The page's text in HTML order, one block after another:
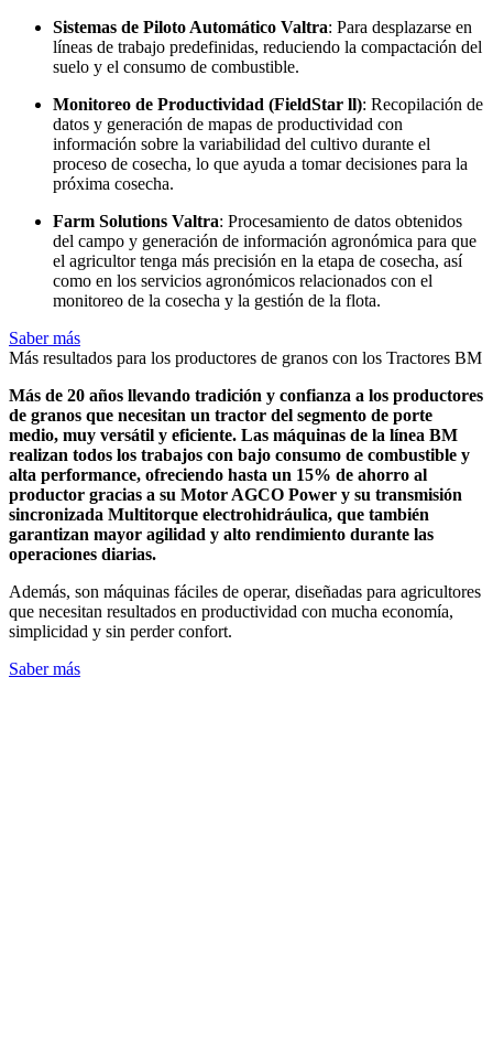
Sistemas de Piloto Automático Valtra: Para desplazarse en
líneas de trabajo predefinidas, reduciendo la compactación del
suelo y el consumo de combustible.
Monitoreo de Productividad (FieldStar ll): Recopilación de
datos y generación de mapas de productividad con
información sobre la variabilidad del cultivo durante el
proceso de cosecha, lo que ayuda a tomar decisiones para la
próxima cosecha.
Farm Solutions Valtra: Procesamiento de datos obtenidos
del campo y generación de información agronómica para que
el agricultor tenga más precisión en la etapa de cosecha, así
como en los servicios agronómicos relacionados con el
monitoreo de la cosecha y la gestión de la flota.
Saber más
Más resultados para los productores de granos con los Tractores BM
Más de 20 años llevando tradición y confianza a los productores
de granos que necesitan un tractor del segmento de porte
medio, muy versátil y eficiente. Las máquinas de la línea BM
realizan todos los trabajos con bajo consumo de combustible y
alta performance, ofreciendo hasta un 15% de ahorro al
productor gracias a su Motor AGCO Power y su transmisión
sincronizada Multitorque electrohidráulica, que también
garantizan mayor agilidad y alto rendimiento durante las
operaciones diarias.
Además, son máquinas fáciles de operar, diseñadas para agricultores
que necesitan resultados en productividad con mucha economía,
simplicidad y sin perder confort.
Saber más